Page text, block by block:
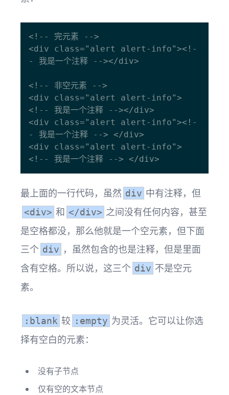
<!-- 完元素 -->
<div class="alert alert-info"><!-
- 我是一个注释 --></div>
<!-- 非空元素 -->
<div class="alert alert-info">
<!-- 我是一个注释 --></div>
<div class="alert alert-info"><!-
- 我是一个注释 --> </div>
<div class="alert alert-info">
最上面的一行代码，虽然 div 中有注释，但
<div> 和 </div> 之间没有任何内容，甚至
是空格都没，那么他就是一个空元素，但下面
三个 div ，虽然包含的也是注释，但是里面
含有空格。所以说，这三个 div 不是空元
素。
:blank 较 :empty 为灵活。它可以让你选
择有空白的元素：
没有子节点
仅有空的文本节点